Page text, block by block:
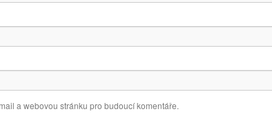
a webovou stránku pro budoucí komentáře.